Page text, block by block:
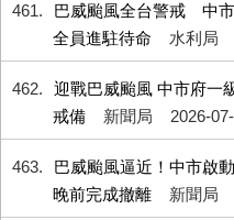
461
巴威颱風全台警戒 中
全員進駐待命
水利局
462
迎戰巴威颱風 中市府一
戒備
新聞局 2026-
463
巴威颱風逼近！中市啟
晚前完成撤離
新聞局